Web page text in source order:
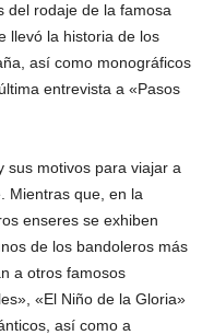
del rodaje de la famosa
llevó la historia de los
así como monográficos
entrevista a «Pasos
sus motivos para viajar a
Mientras que, en la
enseres se exhiben
de los bandoleros más
a otros famosos
«El Niño de la Gloria»
así como a